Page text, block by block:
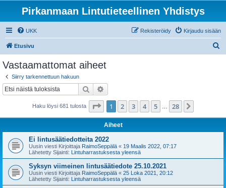
Pirkanmaan Lintutieteellinen Yhdistys
UKK Kirjaudu sisään
Rekisteröidy
Etusivu
Vastaamattomat aiheet
Siirry tarkennettuun hakuun
Etsi
Haku löysi 681 tulosta Sivu /28
1 2 3 4 5 28
Aiheet
Ei lintusäätiedotteita 2022
Uusin viesti Kirjoittaja RaimoSeppälä « 19 Maalis 2022, 07:17
Lähetetty Sijainti: Lintuharrastuksesta yleensä
Syksyn viimeinen lintusäätiedote 25.10.2021
Uusin viesti Kirjoittaja RaimoSeppälä « 25 Loka 2021, 20:12
Lähetetty Sijainti: Lintuharrastuksesta yleensä